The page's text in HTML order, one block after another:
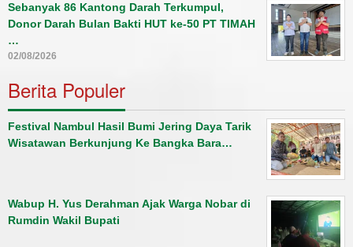
Sebanyak 86 Kantong Darah Terkumpul,
Donor Darah Bulan Bakti HUT ke-50 PT TIMAH
…
02/08/2026
Berita Populer
Festival Nambul Hasil Bumi Jering Daya Tarik
Wisatawan Berkunjung Ke Bangka Bara…
Wabup H. Yus Derahman Ajak Warga Nobar di
Rumdin Wakil Bupati